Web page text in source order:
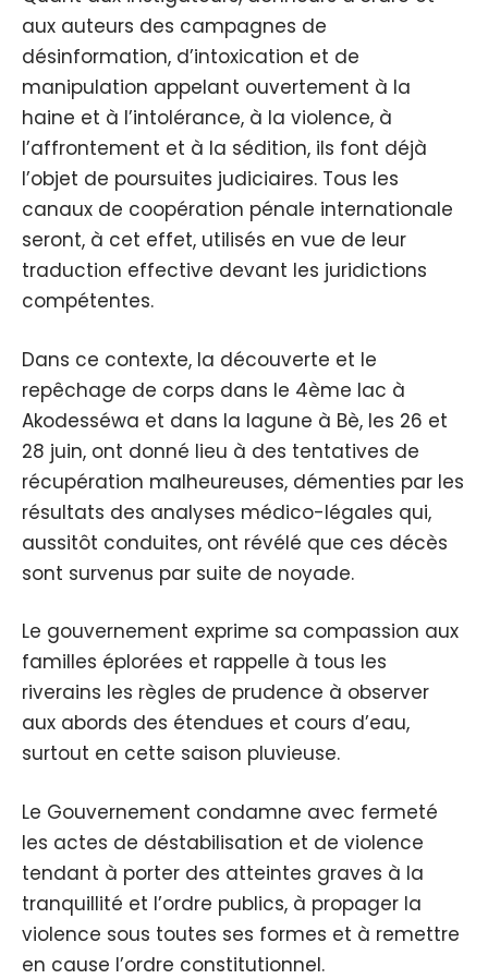
aux auteurs des campagnes de
désinformation, d’intoxication et de
manipulation appelant ouvertement à la
haine et à l’intolérance, à la violence, à
l’affrontement et à la sédition, ils font déjà
l’objet de poursuites judiciaires. Tous les
canaux de coopération pénale internationale
seront, à cet effet, utilisés en vue de leur
traduction effective devant les juridictions
compétentes.
Dans ce contexte, la découverte et le
repêchage de corps dans le 4ème lac à
Akodesséwa et dans la lagune à Bè, les 26 et
28 juin, ont donné lieu à des tentatives de
récupération malheureuses, démenties par les
résultats des analyses médico-légales qui,
aussitôt conduites, ont révélé que ces décès
sont survenus par suite de noyade.
Le gouvernement exprime sa compassion aux
familles éplorées et rappelle à tous les
riverains les règles de prudence à observer
aux abords des étendues et cours d’eau,
surtout en cette saison pluvieuse.
Le Gouvernement condamne avec fermeté
les actes de déstabilisation et de violence
tendant à porter des atteintes graves à la
tranquillité et l’ordre publics, à propager la
violence sous toutes ses formes et à remettre
en cause l’ordre constitutionnel.